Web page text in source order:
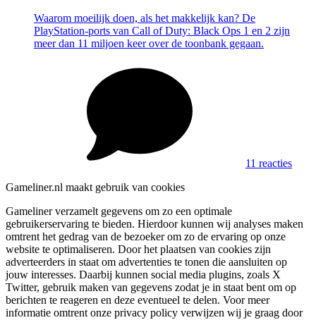
Waarom moeilijk doen, als het makkelijk kan? De
PlayStation-ports van Call of Duty: Black Ops 1 en 2 zijn
meer dan 11 miljoen keer over de toonbank gegaan.
11 reacties
Gameliner.nl maakt gebruik van cookies
Gameliner verzamelt gegevens om zo een optimale
gebruikerservaring te bieden. Hierdoor kunnen wij analyses maken
omtrent het gedrag van de bezoeker om zo de ervaring op onze
website te optimaliseren. Door het plaatsen van cookies zijn
adverteerders in staat om advertenties te tonen die aansluiten op
jouw interesses. Daarbij kunnen social media plugins, zoals X
Twitter, gebruik maken van gegevens zodat je in staat bent om op
berichten te reageren en deze eventueel te delen. Voor meer
informatie omtrent onze privacy policy verwijzen wij je graag door